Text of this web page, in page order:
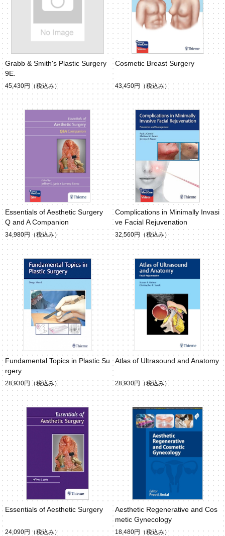
Grabb & Smith's Plastic Surgery
9E.
45,430円 （税込み）
Cosmetic Breast Surgery
43,450円 （税込み）
Essentials of Aesthetic Surgery
Q and A Companion
34,980円 （税込み）
Complications in Minimally Invasi
ve Facial Rejuvenation
32,560円 （税込み）
Fundamental Topics in Plastic Su
rgery
28,930円 （税込み）
Atlas of Ultrasound and Anatomy
28,930円 （税込み）
Essentials of Aesthetic Surgery
24,090円 （税込み）
Aesthetic Regenerative and Cos
metic Gynecology
18,480円 （税込み）